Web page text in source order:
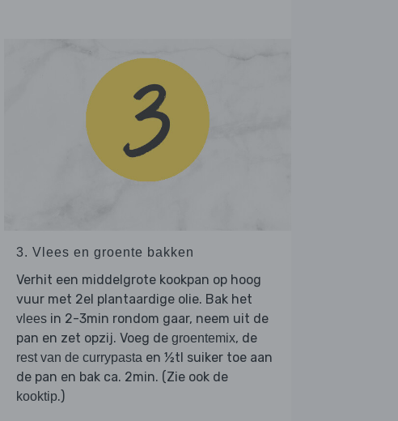
3. Vlees en groente bakken
Verhit een middelgrote kookpan op hoog
vuur met 2el plantaardige olie. Bak het
vlees in 2-3min rondom gaar, neem uit de
pan en zet opzij. Voeg de groentemix, de
rest van de currypasta en ½tl suiker toe aan
de pan en bak ca. 2min. (Zie ook de
kooktip.)